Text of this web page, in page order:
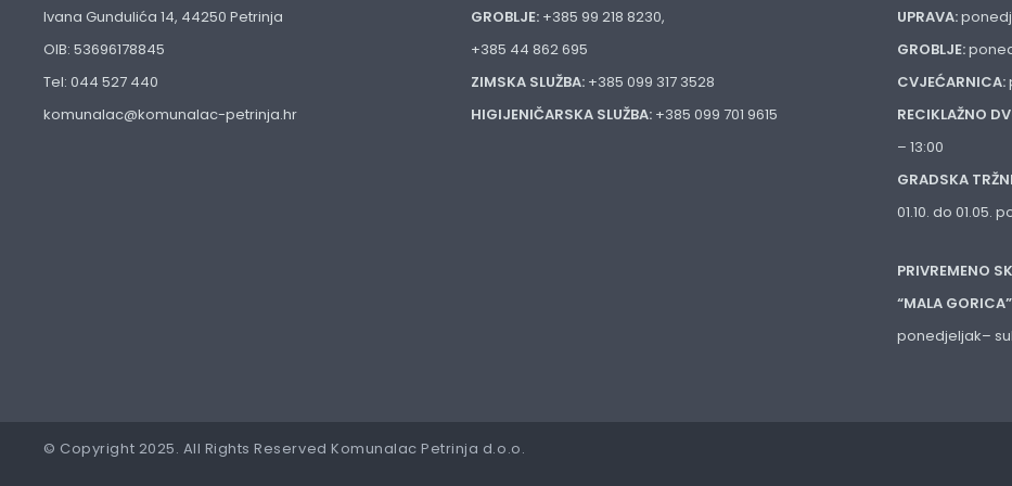
Ivana Gundulića 14, 44250 Petrinja
OIB: 53696178845
Tel: 044 527 440
komunalac@komunalac-petrinja.hr
GROBLJE:+385 99 218 8230,
+385 44 862 695
ZIMSKA SLUŽBA:+385 099 317 3528
HIGIJENIČARSKA SLUŽBA:+385 099 701 9615
UPRAVA:
GROBLJE:
CVJEĆARNICA:
RECIKLAŽNO
– 13:00
GRADSKA
01.10. do 01.05.
PRIVREMENO
“MALA
ponedjeljak–
© Copyright 2025. All Rights Reserved Komunalac Petrinja d.o.o.